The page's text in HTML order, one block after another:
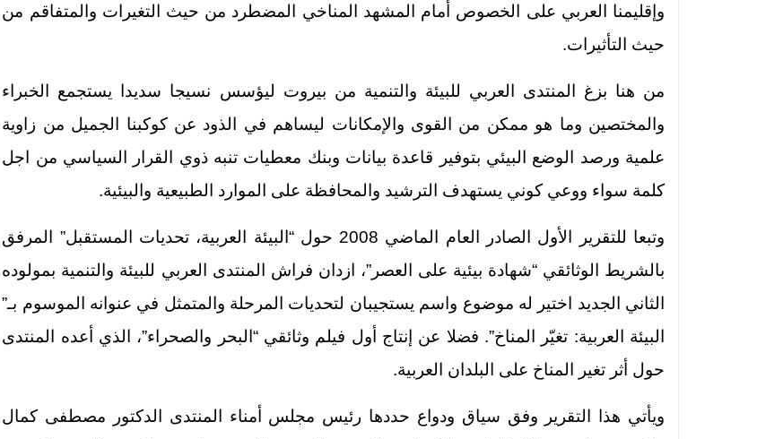
وإقليمنا العربي على الخصوص أمام المشهد المناخي المضطرد من حيث التغيرات والمتفاقم من
حيث التأثيرات.
من هنا بزغ المنتدى العربي للبيئة والتنمية من بيروت ليؤسس نسيجا سديدا يستجمع الخبراء
والمختصين وما هو ممكن من القوى والإمكانات ليساهم في الذود عن كوكبنا الجميل من زاوية
علمية ورصد الوضع البيئي بتوفير قاعدة بيانات وبنك معطيات تنبه ذوي القرار السياسي من اجل
كلمة سواء ووعي كوني يستهدف الترشيد والمحافظة على الموارد الطبيعية والبيئية.
وتبعا للتقرير الأول الصادر العام الماضي 2008 حول “البيئة العربية، تحديات المستقبل” المرفق
بالشريط الوثائقي “شهادة بيئية على العصر”، ازدان فراش المنتدى العربي للبيئة والتنمية بمولوده
الثاني الجديد اختير له موضوع واسم يستجيبان لتحديات المرحلة والمتمثل في عنوانه الموسوم بـ”
البيئة العربية: تغيّر المناخ”. فضلا عن إنتاج أول فيلم وثائقي “البحر والصحراء”، الذي أعده المنتدى
حول أثر تغير المناخ على البلدان العربية.
ويأتي هذا التقرير وفق سياق ودواع حددها رئيس مجلس أمناء المنتدى الدكتور مصطفى كمال